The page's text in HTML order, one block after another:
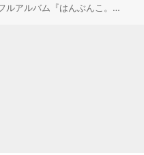
田村ゆかり、フルアルバム『はんぶんこ。』リリースを記念して、過去作品『Felice』のサブスク・ハイレゾ配信が決定！